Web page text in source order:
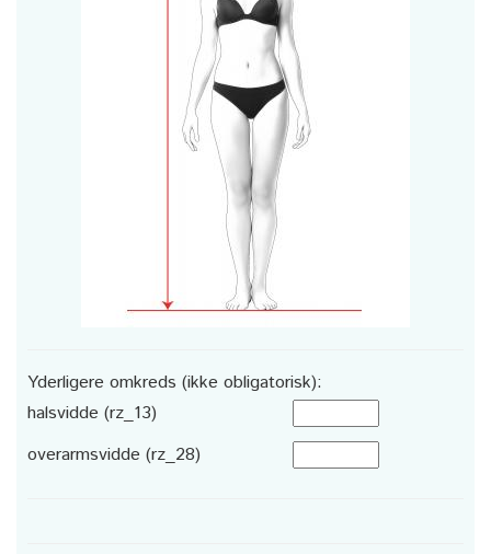
Yderligere omkreds (ikke obligatorisk):
halsvidde (rz_13)
overarmsvidde (rz_28)